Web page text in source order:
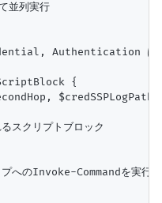
並列実行
Authentication は第
{
スクリプトブロック
へのInvoke-Commandを実行